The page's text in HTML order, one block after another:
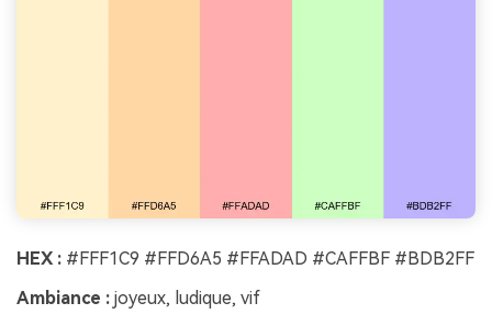
HEX : #FFF1C9 #FFD6A5 #FFADAD #CAFFBF #BDB2FF
Ambiance : joyeux, ludique, vif